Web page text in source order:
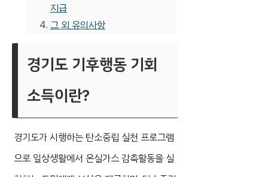
지급
그 외 유의사항
경기도 기후행동 기회
소득이란?
경기도가 시행하는 탄소중립 실천 프로그램
으로 일상생활에서 온실가스 감축활동을 실